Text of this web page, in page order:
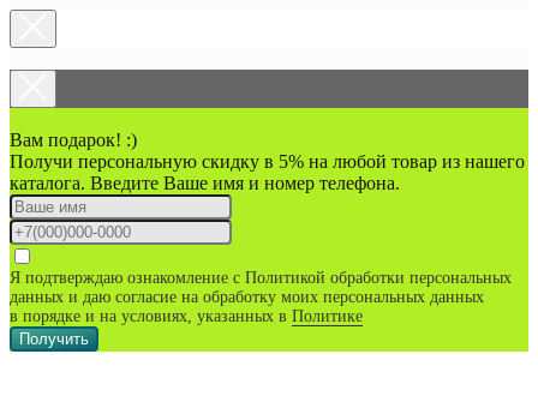
Вам подарок! :)
Получи персональную скидку в 5% на любой товар из нашего
каталога. Введите Ваше имя и номер телефона.
Я подтверждаю ознакомление с Политикой обработки персональных
данных и даю согласие на обработку моих персональных данных
в порядке и на условиях, указанных в Политике
Получить